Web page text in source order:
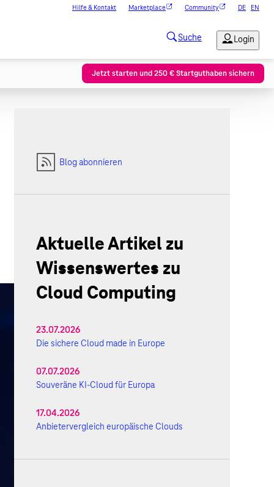
Hilfe & Kontakt Marketplace Community DE EN
Jetzt starten und 250 € Startguthaben sichern
Blog abonnieren
Aktuelle Artikel zu
Wissenswertes zu
Cloud Computing
23.07.2026
Die sichere Cloud made in Europe
07.07.2026
Souveräne KI-Cloud für Europa
17.04.2026
Anbietervergleich europäische Clouds